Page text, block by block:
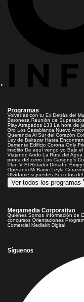
Programas
Volverías con tu Ex Detrás del
Baronesa Reunión de Superados
PlayAtrapados 133 La hora de
Oro Los Casablanca Nuevo
Querencia Al Sur del Corazón
Ley de Baltazar Hasta
Demente Edificio Corona Only
insólito De aquí vengo yo Bajo el
Viajando Ando La Ruta del Agua
punta del cerro Los Carsong's
Plan V El Retador Desafío
Operandi Mi Barrio Leyla
Olvídame si puedes Secretos del
Ver todos los programas
Megamedia Corporativo
Quienes Somos Información de
concursos Orientaciones
Comercial Mediakit Digital
Síguenos